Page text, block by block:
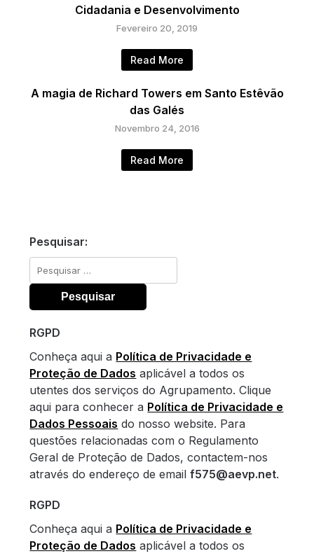
Cidadania e Desenvolvimento
Fevereiro 20, 2019
Read More
A magia de Richard Towers em Santo Estêvão
das Galés
Novembro 24, 2016
Read More
Pesquisar:
Pesquisar
por:
RGPD
Conheça aqui a Política de Privacidade e
Proteção de Dados aplicável a todos os
utentes dos serviços do Agrupamento. Clique
aqui para conhecer a Política de Privacidade e
Dados Pessoais do nosso website. Para
questões relacionadas com o Regulamento
Geral de Proteção de Dados, contactem-nos
através do endereço de emailf575@aevp.net.
RGPD
Conheça aqui a Política de Privacidade e
Proteção de Dados aplicável a todos os